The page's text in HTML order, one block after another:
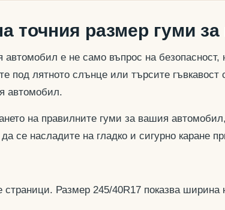
точния размер гуми
е не само въпрос на
под лятното слънце или търсите
автомобил.
на правилните гуми за вашия
се насладите на гладко и сигурно каране
страници. Размер 245/40R17 показва